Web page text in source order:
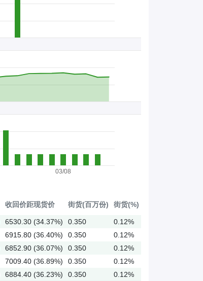
03/08
收回价距现货价 街货(百万份) 街货(%)
6530.30 (34.37%) 0.350
0.12%
6915.80 (36.40%) 0.350
0.12%
6852.90 (36.07%) 0.350
0.12%
7009.40 (36.89%) 0.350
0.12%
6884.40 (36.23%) 0.350 0.12%